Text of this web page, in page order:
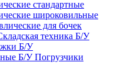
стандартные
широковильные
для бочек
техника Б/У
Б/У
Погрузчики